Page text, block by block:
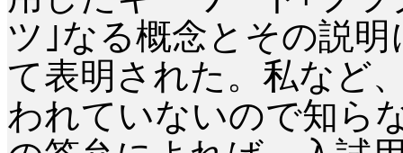
ツ｣なる概念とその説
て表明された。私など
われていないので知ら